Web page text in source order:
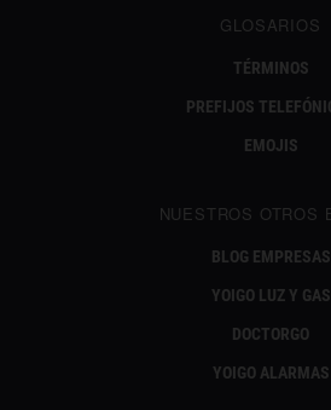
GLOSARIOS
TÉRMINOS
PREFIJOS
EMOJIS
NUESTROS OTROS
BLOG EMPRESAS
YOIGO LUZ Y GAS
DOCTORGO
YOIGO ALARMAS